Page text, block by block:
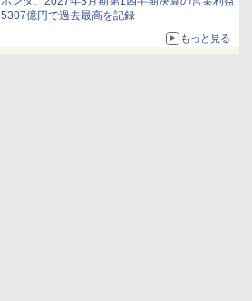
5307億円で過去最高を記録
もっと見る